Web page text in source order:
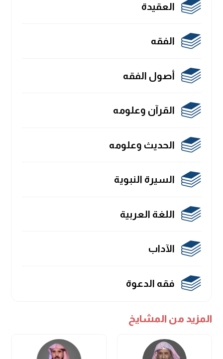
العقيدة
الفقه
أصول الفقه
القرآن وعلومه
الحديث وعلومه
السيرة النبوية
اللغة العربية
الآداب
فقه الدعوة
المزيد من المشايخ